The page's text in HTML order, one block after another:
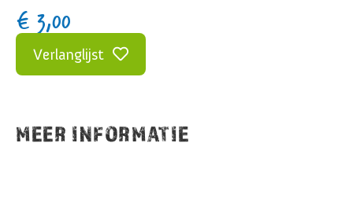
€ 3,00
Verlanglijst
MEER INFORMATIE